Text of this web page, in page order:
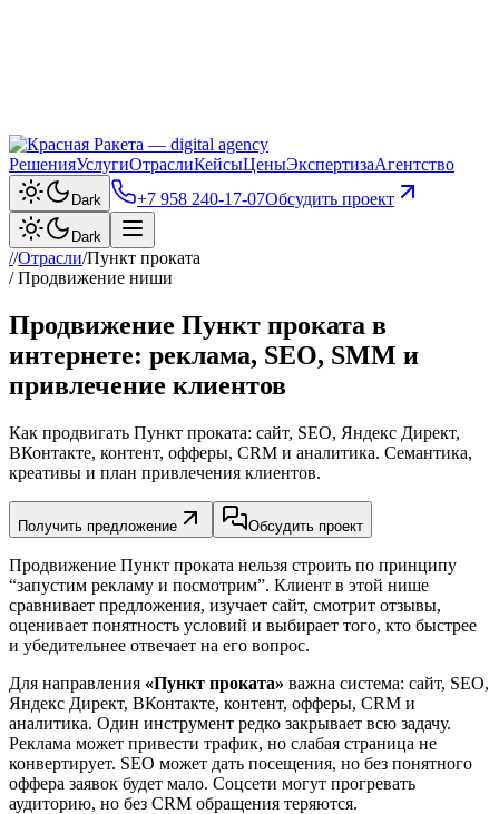
РешенияУслугиОтраслиКейсыЦеныЭкспертизаАгентство
Dark +7 958 240‑17‑07Обсудить проект
Dark
//Отрасли/Пункт проката
/ Продвижение ниши
Продвижение Пункт проката в
интернете: реклама, SEO, SMM и
привлечение клиентов
Как продвигать Пункт проката: сайт, SEO, Яндекс Директ,
ВКонтакте, контент, офферы, CRM и аналитика. Семантика,
креативы и план привлечения клиентов.
Получить предложение Обсудить проект
Продвижение Пункт проката нельзя строить по принципу
“запустим рекламу и посмотрим”. Клиент в этой нише
сравнивает предложения, изучает сайт, смотрит отзывы,
оценивает понятность условий и выбирает того, кто быстрее
и убедительнее отвечает на его вопрос.
Для направления «Пункт проката» важна система: сайт, SEO,
Яндекс Директ, ВКонтакте, контент, офферы, CRM и
аналитика. Один инструмент редко закрывает всю задачу.
Реклама может привести трафик, но слабая страница не
конвертирует. SEO может дать посещения, но без понятного
оффера заявок будет мало. Соцсети могут прогревать
аудиторию, но без CRM обращения теряются.